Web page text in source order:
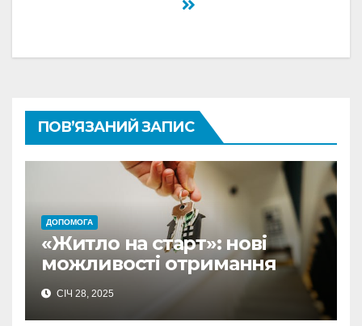
ПОВ’ЯЗАНИЙ ЗАПИС
ДОПОМОГА
«Житло на старт»: нові
можливості отримання
кредиту під 0% у Польщі
СІЧ 28, 2025